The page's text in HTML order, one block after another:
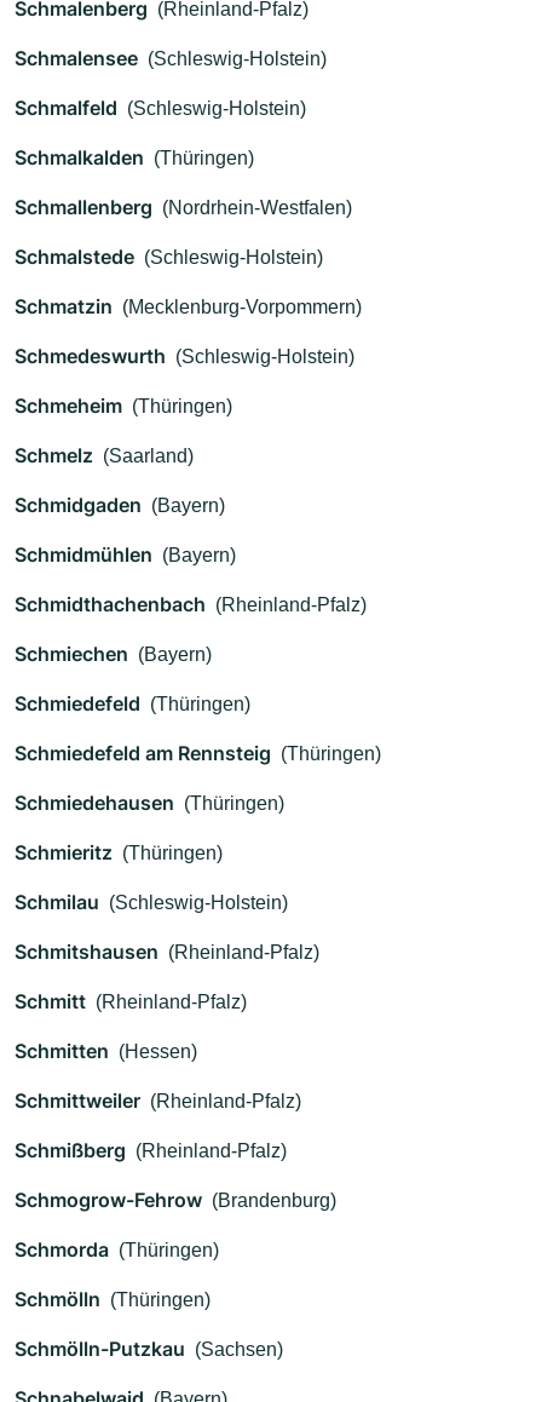
Schmalenberg (Rheinland-Pfalz)
Schmalensee (Schleswig-Holstein)
Schmalfeld (Schleswig-Holstein)
Schmalkalden (Thüringen)
Schmallenberg (Nordrhein-Westfalen)
Schmalstede (Schleswig-Holstein)
Schmatzin (Mecklenburg-Vorpommern)
Schmedeswurth (Schleswig-Holstein)
Schmeheim (Thüringen)
Schmelz (Saarland)
Schmidgaden (Bayern)
Schmidmühlen (Bayern)
Schmidthachenbach (Rheinland-Pfalz)
Schmiechen (Bayern)
Schmiedefeld (Thüringen)
Schmiedefeld am Rennsteig (Thüringen)
Schmiedehausen (Thüringen)
Schmieritz (Thüringen)
Schmilau (Schleswig-Holstein)
Schmitshausen (Rheinland-Pfalz)
Schmitt (Rheinland-Pfalz)
Schmitten (Hessen)
Schmittweiler (Rheinland-Pfalz)
Schmißberg (Rheinland-Pfalz)
Schmogrow-Fehrow (Brandenburg)
Schmorda (Thüringen)
Schmölln (Thüringen)
Schmölln-Putzkau (Sachsen)